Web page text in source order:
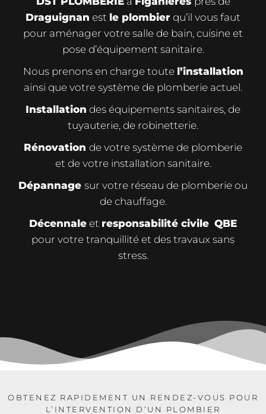
Draguignan est le plombier qu’il vous faut
pour aménager votre salle de bain, cuisine et
pose d’équipement sanitaire.
Nous prenons en charge toute l’installation
ainsi que votre système de plomberie actuel.
Installation des équipements sanitaires, de
tuyauterie, de robinetterie.
Rénovation de votre système de plomberie
et de votre installation sanitaire.
Dépannage sur votre réseau de plomberie ou
de chauffage.
Décennale et responsabilité civile QBE
pour votre tranquillité et des travaux sans
stress.
OBTENEZ RAPIDEMENT UN RENDEZ-VOUS POUR
L’INTERVENTION D’UN PLOMBIER